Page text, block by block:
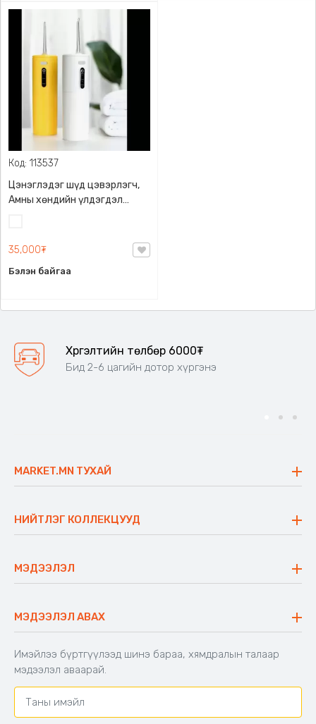
Код: 113537
Цэнэглэдэг шүд цэвэрлэгч,
Амны хөндийн үлдэгдэл
35,000₮
Бэлэн байгаа
Хүргэлтийн төлбөр 6000₮
Бид 2-6 цагийн дотор хүргэнэ
MARKET.MN ТУХАЙ
Үнэт зүйлс
Ажлын байр
Блог
НИЙТЛЭГ КОЛЛЕКЦУУД
Сүүдрэвч
Аяны ширээ
Аяны түшлэгтэй сандал
МЭДЭЭЛЭЛ
Буцаалтын журам
Захиалга шалгах
Хамтран ажиллах
Холбоо барих
МЭДЭЭЛЭЛ АВАХ
Имэйлээ бүртгүүлээд шинэ бараа, хямдралын талаар
мэдээлэл аваарай.